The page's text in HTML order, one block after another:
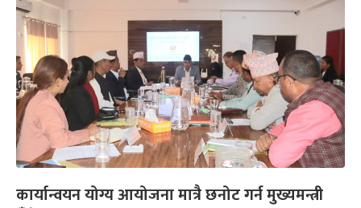
कार्यान्वयन योग्य आयोजना मात्रै छनोट गर्न मुख्यमन्त्री